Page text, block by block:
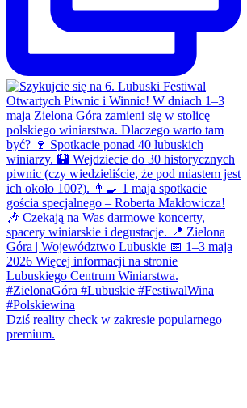
Dziś reality check w zakresie popularnego
premium.